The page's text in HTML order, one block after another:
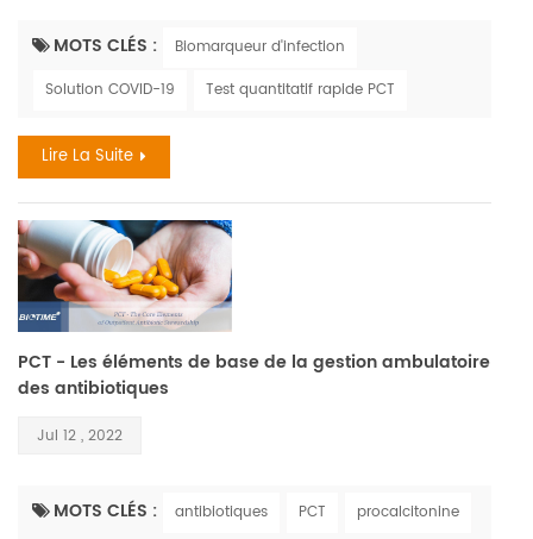
pas reconnu tôt et pris en charge rapidement, il peut
la mort. Il s'agit le plus souvent d'une complication grave de
MOTS CLÉS :
Biomarqueur d'infection
Solution COVID-19
Test quantitatif rapide PCT
Lire La Suite
PCT - Les éléments de base de la gestion ambulatoire
des antibiotiques
Jul 12 , 2022
MOTS CLÉS : antibiotiques PCT procalcitonine